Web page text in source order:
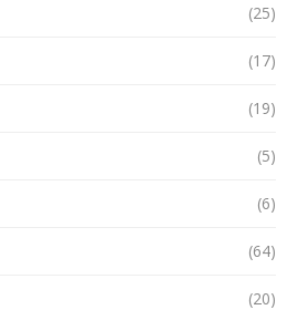
(25)
(17)
(19)
(5)
(6)
(64)
(20)